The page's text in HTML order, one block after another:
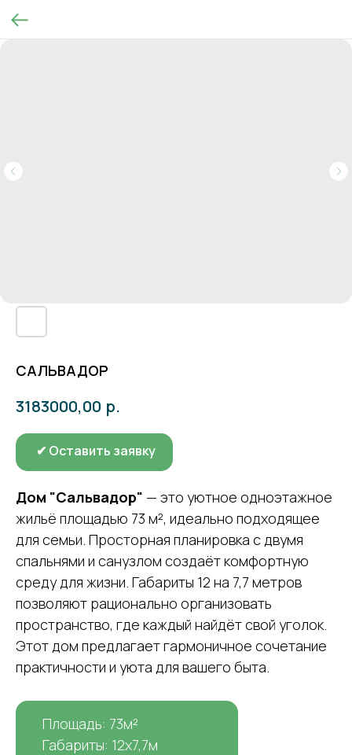
САЛЬВАДОР
3183000,00 р.
✔ Оставить заявку
Дом "Сальвадор" — это уютное одноэтажное
жильё площадью 73 м², идеально подходящее
для семьи. Просторная планировка с двумя
спальнями и санузлом создаёт комфортную
среду для жизни. Габариты 12 на 7,7 метров
позволяют рационально организовать
пространство, где каждый найдёт свой уголок.
Этот дом предлагает гармоничное сочетание
практичности и уюта для вашего быта.
Площадь: 73м²
Габариты: 12х7,7м